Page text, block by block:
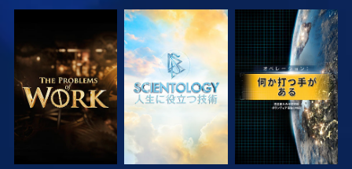
シリーズを探求 シリーズを探求 観る